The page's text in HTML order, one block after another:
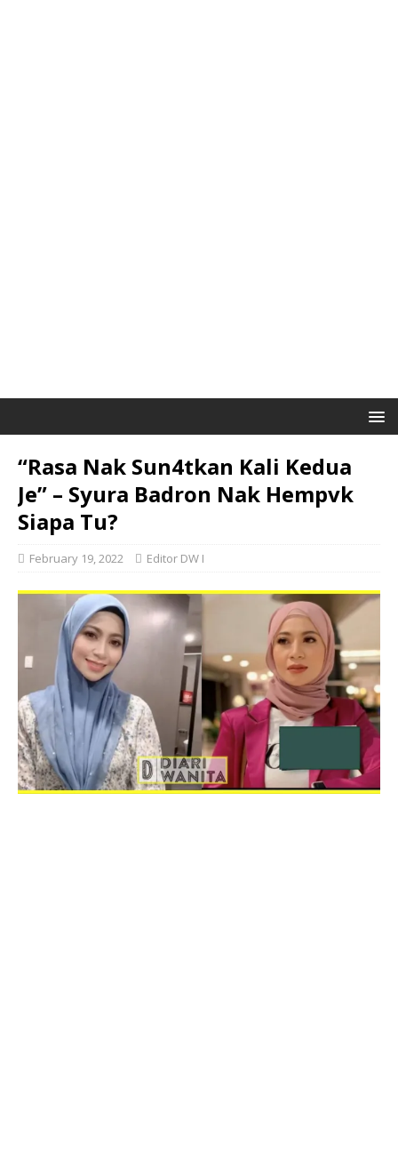
“Rasa Nak Sun4tkan Kali Kedua
Je” – Syura Badron Nak Hempvk
Siapa Tu?
February 19, 2022 Editor DW I